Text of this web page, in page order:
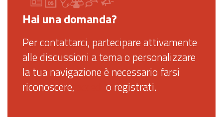
Hai una domanda?
Per contattarci, partecipare attivamente
alle discussioni a tema o personalizzare
la tua navigazione è necessario farsi
riconoscere,
o registrati.